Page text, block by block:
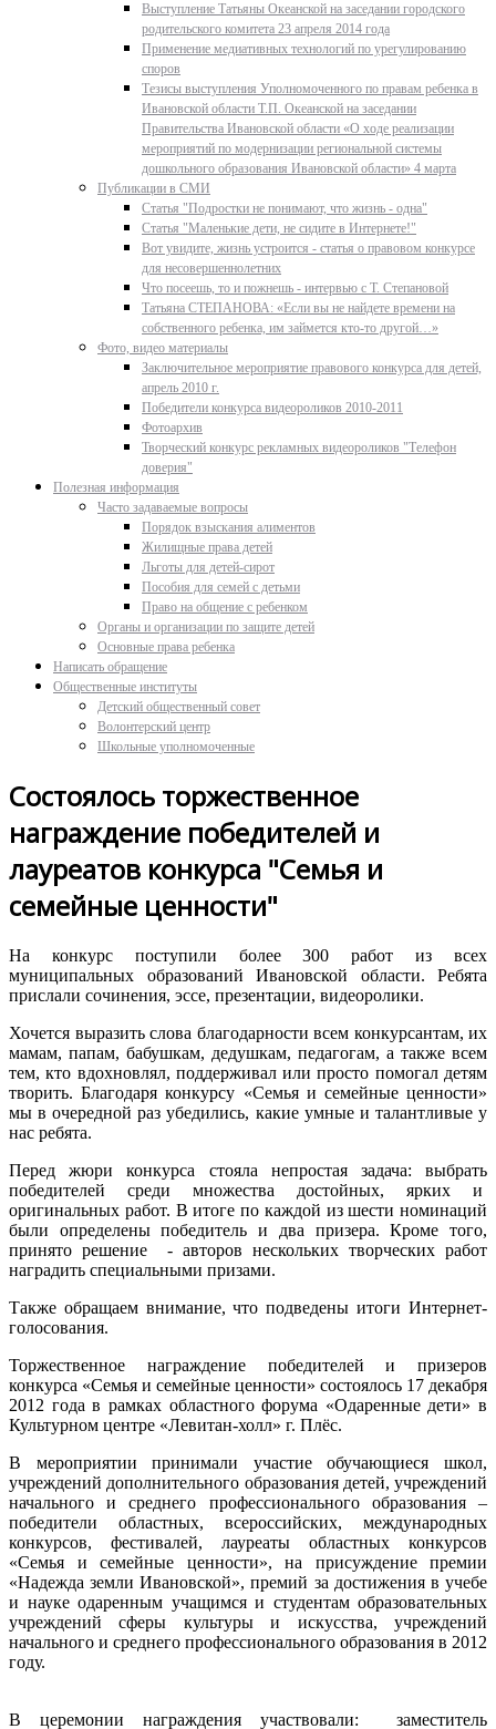
Выступление Татьяны Океанской на заседании городского
родительского комитета 23 апреля 2014 года
Применение медиативных технологий по урегулированию
споров
Тезисы выступления Уполномоченного по правам ребенка в
Ивановской области Т.П. Океанской на заседании
Правительства Ивановской области «О ходе реализации
мероприятий по модернизации региональной системы
дошкольного образования Ивановской области» 4 марта
Публикации в СМИ
Статья "Подростки не понимают, что жизнь - одна"
Статья "Маленькие дети, не сидите в Интернете!"
Вот увидите, жизнь устроится - статья о правовом конкурсе
для несовершеннолетних
Что посеешь, то и пожнешь - интервью с Т. Степановой
Татьяна СТЕПАНОВА: «Если вы не найдете времени на
собственного ребенка, им займется кто-то другой…»
Фото, видео материалы
Заключительное мероприятие правового конкурса для детей,
апрель 2010 г.
Победители конкурса видеороликов 2010-2011
Фотоархив
Творческий конкурс рекламных видеороликов "Телефон
доверия"
Полезная информация
Часто задаваемые вопросы
Порядок взыскания алиментов
Жилищные права детей
Льготы для детей-сирот
Пособия для семей с детьми
Право на общение с ребенком
Органы и организации по защите детей
Основные права ребенка
Написать обращение
Общественные институты
Детский общественный совет
Волонтерский центр
Школьные уполномоченные
Состоялось торжественное
награждение победителей и
лауреатов конкурса "Семья и
семейные ценности"
На конкурс поступили более 300 работ из всех
муниципальных образований Ивановской области. Ребята
прислали сочинения, эссе, презентации, видеоролики.
Хочется выразить слова благодарности всем конкурсантам, их
мамам, папам, бабушкам, дедушкам, педагогам, а также всем
тем, кто вдохновлял, поддерживал или просто помогал детям
творить. Благодаря конкурсу «Семья и семейные ценности»
мы в очередной раз убедились, какие умные и талантливые у
нас ребята.
Перед жюри конкурса стояла непростая задача: выбрать
победителей среди множества достойных, ярких и
оригинальных работ. В итоге по каждой из шести номинаций
были определены победитель и два призера. Кроме того,
принято решение - авторов нескольких творческих работ
наградить специальными призами.
Также обращаем внимание, что подведены итоги Интернет-
голосования.
Торжественное награждение победителей и призеров
конкурса «Семья и семейные ценности» состоялось 17 декабря
2012 года в рамках областного форума «Одаренные дети» в
Культурном центре «Левитан-холл» г. Плёс.
В мероприятии принимали участие обучающиеся школ,
учреждений дополнительного образования детей, учреждений
начального и среднего профессионального образования –
победители областных, всероссийских, международных
конкурсов, фестивалей, лауреаты областных конкурсов
«Семья и семейные ценности», на присуждение премии
«Надежда земли Ивановской», премий за достижения в учебе
и науке одаренным учащимся и студентам образовательных
учреждений сферы культуры и искусства, учреждений
начального и среднего профессионального образования в 2012
году.
В церемонии награждения участвовали: заместитель